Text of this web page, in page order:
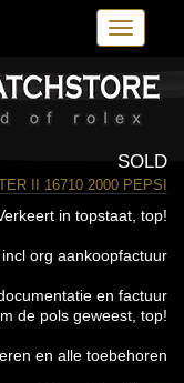
Toggle
SOLD
II 16710 2000 PEPSI
in topstaat, top!
org aankoopfactuur
en factuur
de pols geweest, top!
en alle toebehoren